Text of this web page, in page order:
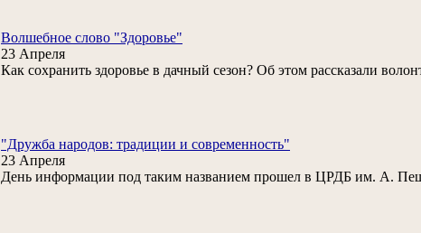
Волшебное слово "Здоровье"
23 Апреля
Как сохранить здоровье в дачный сезон? Об этом рассказали
"Дружба народов: традиции и современность"
23 Апреля
День информации под таким названием прошел в ЦРДБ им. А.